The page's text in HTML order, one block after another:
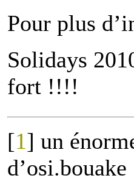
Pour plus
Solidays
fort !!!!
[1] un
d’osi.bouake